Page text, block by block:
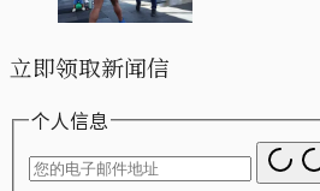
立即领取新闻信
个人信息